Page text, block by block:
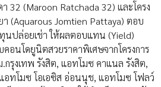
32 (Maroon Ratchada 32) และโครง
(Aquarous Jomtien Pattaya) ตอบ
นปล่อยเช่า ให้ผลตอบแทน (Yield)
อนโดยูนิตสวยราคาพิเศษจากโครงการ
.กรุงเทพ รังสิต, แอทโมซ คาแนล รังสิต,
อทโมซ โอเอซิส อ่อนนุช, แอทโมซ โฟลว์